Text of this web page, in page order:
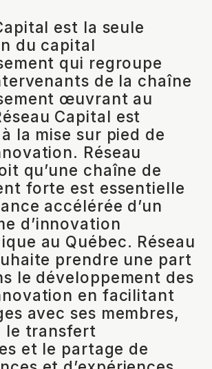
est la seule
du capital
qui regroupe
de la chaîne
œuvrant au
Capital est
la mise sur pied de
Réseau
qu’une chaîne de
forte est essentielle
accélérée d’un
d’innovation
au Québec. Réseau
prendre une part
le développement des
en facilitant
avec ses membres,
le transfert
et le partage de